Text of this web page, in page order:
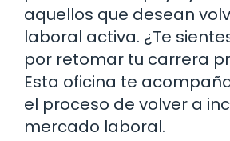
aquellos que desean
laboral activa. ¿Te
por retomar tu carrera
Esta oficina te
el proceso de volver a
mercado laboral.